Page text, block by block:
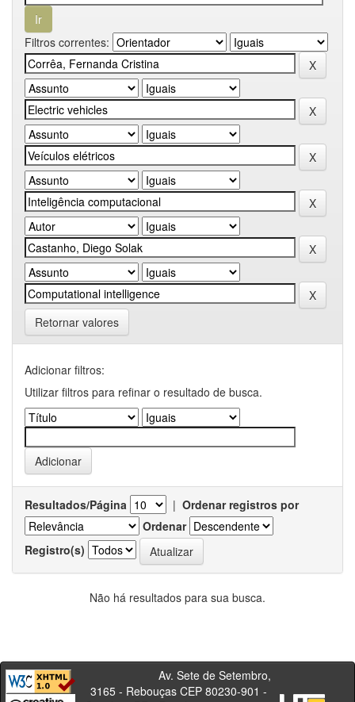
Filtros correntes:
Retornar valores
Adicionar filtros:
Utilizar filtros para refinar o resultado de busca.
Resultados/Página | Ordenar registros por
Ordenar
Registro(s)
Não há resultados para sua busca.
Av. Sete de Setembro,
3165 - Rebouças CEP 80230-901 -